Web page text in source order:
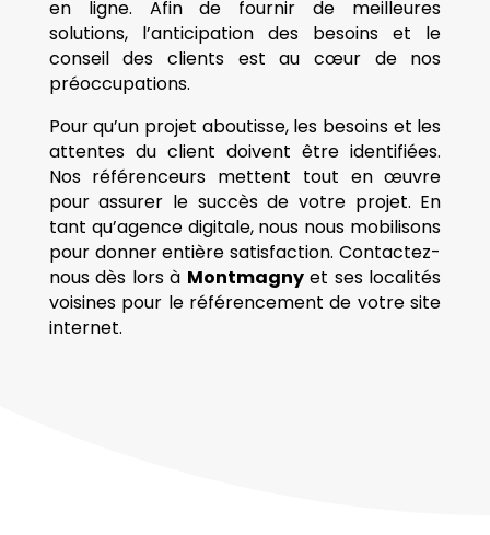
en ligne. Afin de fournir de meilleures
solutions, l’anticipation des besoins et le
conseil des clients est au cœur de nos
préoccupations.
Pour qu’un projet aboutisse, les besoins et les
attentes du client doivent être identifiées.
Nos référenceurs mettent tout en œuvre
pour assurer le succès de votre projet. En
tant qu’agence digitale, nous nous mobilisons
pour donner entière satisfaction. Contactez-
nous dès lors à Montmagnyet ses localités
voisines pour le référencement de votre site
internet.